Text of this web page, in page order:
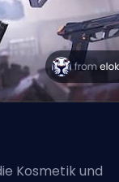
Kosmetik und